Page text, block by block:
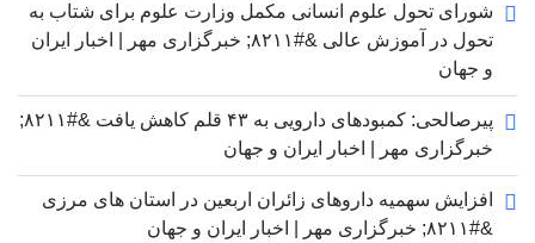
شورای تحول علوم انسانی مکمل وزارت علوم برای شتاب به
تحول در آموزش عالی &#۸۲۱۱; خبرگزاری مهر | اخبار ایران
و جهان
پیرصالحی: کمبودهای دارویی به ۴۳ قلم کاهش یافت &#۸۲۱۱;
خبرگزاری مهر | اخبار ایران و جهان
افزایش سهمیه داروهای زائران اربعین در استان های مرزی
&#۸۲۱۱; خبرگزاری مهر | اخبار ایران و جهان